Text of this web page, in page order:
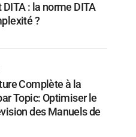
: la norme DITA
?
Complète à la
Topic: Optimiser le
des Manuels de